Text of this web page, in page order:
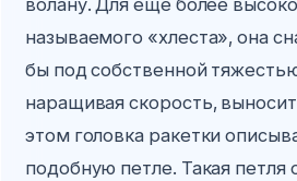
волану. Для еще более
называемого «хлеста», она
бы под собственной
наращивая скорость,
этом головка ракетки
подобную петле. Такая петля